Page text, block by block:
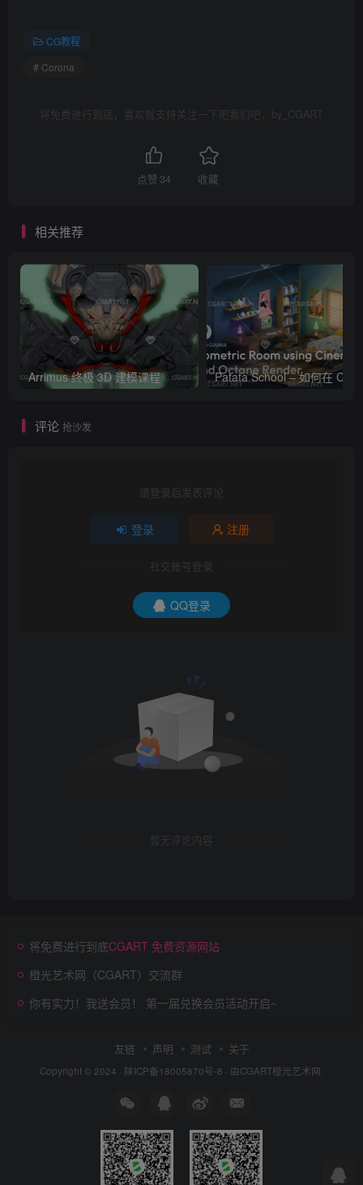
CG教程
# Corona
将免费进行到底，喜欢就支持关注一下吧我们吧，by_CGART
点赞 34 收藏
相关推荐
Arrimus 终极 3D 建模课程
评论 抢沙发
请登录后发表评论
登录 注册
社交账号登录
QQ登录
暂无评论内容
将免费进行到底CGART 免费资源网站
橙光艺术网（CGART）交流群
你有实力！我送会员！ 第一届兑换会员活动开启~
友链 声明 测试 关于
Copyright © 2024 · 陕ICP备18005870号-8 · 由CGART橙光艺术网.